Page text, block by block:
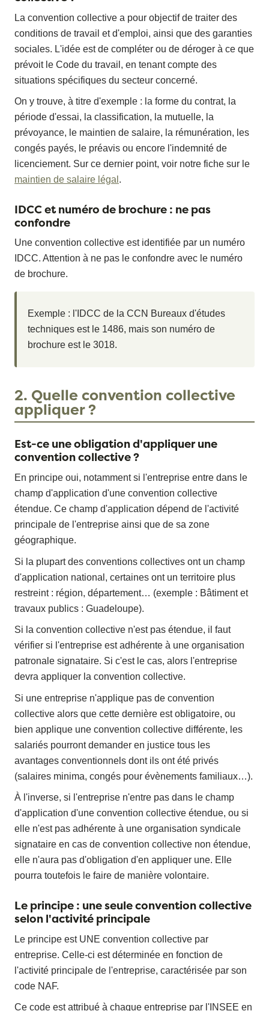
La convention collective a pour objectif de traiter des
conditions de travail et d'emploi, ainsi que des garanties
sociales. L'idée est de compléter ou de déroger à ce que
prévoit le Code du travail, en tenant compte des
situations spécifiques du secteur concerné.
On y trouve, à titre d'exemple : la forme du contrat, la
période d'essai, la classification, la mutuelle, la
prévoyance, le maintien de salaire, la rémunération, les
congés payés, le préavis ou encore l'indemnité de
licenciement. Sur ce dernier point, voir notre fiche sur le
maintien de salaire légal .
IDCC et numéro de brochure : ne pas
confondre
Une convention collective est identifiée par un numéro
IDCC. Attention à ne pas le confondre avec le numéro
de brochure.
Exemple : l'IDCC de la CCN Bureaux d'études
techniques est le 1486, mais son numéro de
brochure est le 3018.
2. Quelle convention collective
appliquer ?
Est-ce une obligation d'appliquer une
convention collective ?
En principe oui, notamment si l'entreprise entre dans le
champ d'application d'une convention collective
étendue. Ce champ d'application dépend de l'activité
principale de l'entreprise ainsi que de sa zone
géographique.
Si la plupart des conventions collectives ont un champ
d'application national, certaines ont un territoire plus
restreint : région, département… (exemple : Bâtiment et
travaux publics : Guadeloupe).
Si la convention collective n'est pas étendue, il faut
vérifier si l'entreprise est adhérente à une organisation
patronale signataire. Si c'est le cas, alors l'entreprise
devra appliquer la convention collective.
Si une entreprise n'applique pas de convention
collective alors que cette dernière est obligatoire, ou
bien applique une convention collective différente, les
salariés pourront demander en justice tous les
avantages conventionnels dont ils ont été privés
(salaires minima, congés pour évènements familiaux…).
À l'inverse, si l'entreprise n'entre pas dans le champ
d'application d'une convention collective étendue, ou si
elle n'est pas adhérente à une organisation syndicale
signataire en cas de convention collective non étendue,
elle n'aura pas d'obligation d'en appliquer une. Elle
pourra toutefois le faire de manière volontaire.
Le principe : une seule convention collective
selon l'activité principale
Le principe est UNE convention collective par
entreprise. Celle-ci est déterminée en fonction de
l'activité principale de l'entreprise, caractérisée par son
code NAF.
Ce code est attribué à chaque entreprise par l'INSEE en